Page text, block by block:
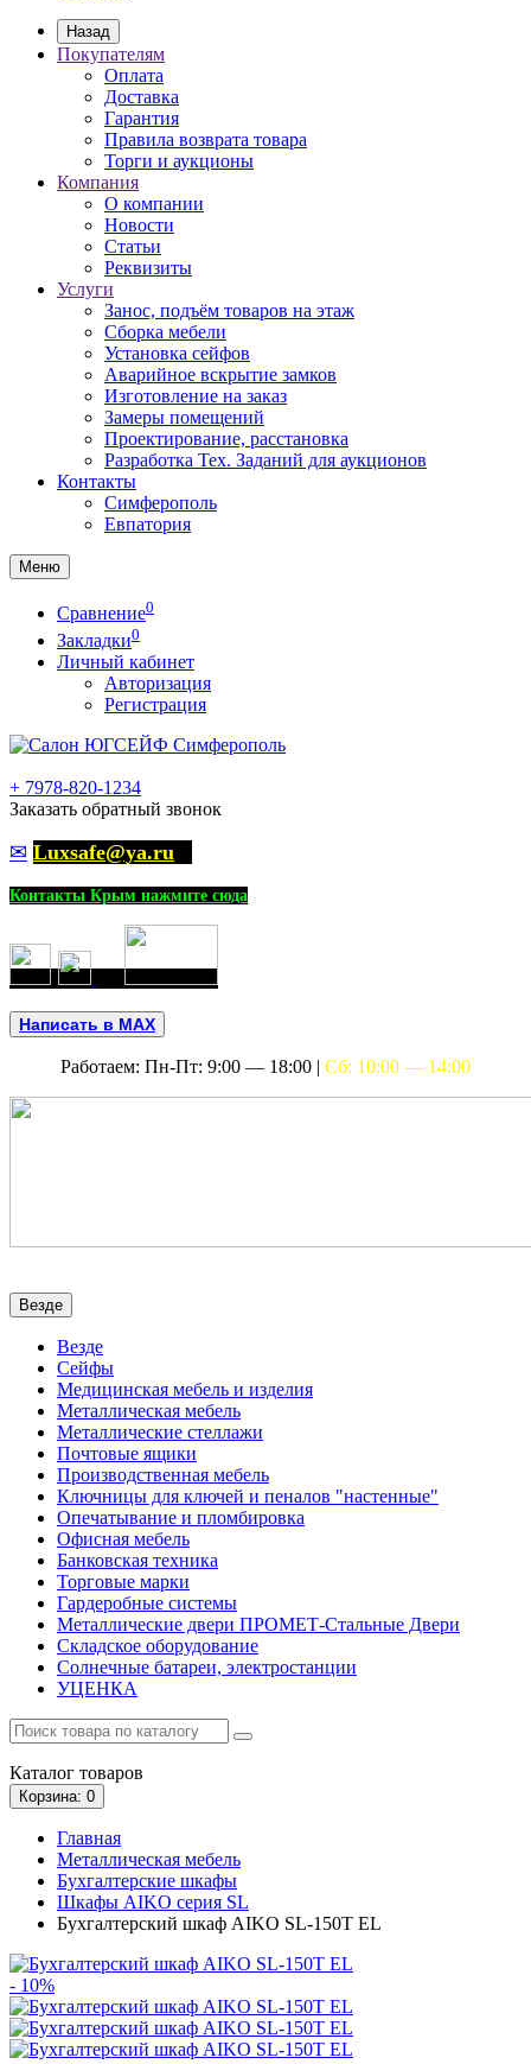
Назад
Покупателям
Оплата
Доставка
Гарантия
Правила возврата товара
Торги и аукционы
Компания
О компании
Новости
Статьи
Реквизиты
Услуги
Занос, подъём товаров на этаж
Сборка мебели
Установка сейфов
Аварийное вскрытие замков
Изготовление на заказ
Замеры помещений
Проектирование, расстановка
Разработка Тех. Заданий для аукционов
Контакты
Симферополь
Евпатория
Меню
Сравнение0
Закладки0
Личный кабинет
Авторизация
Регистрация
+ 7978-820-1234
Заказать обратный звонок
✉ Luxsafe@ya.ru
Контакты Крым нажмите сюда
Написать в MAX
Работаем: Пн-Пт: 9:00 — 18:00 | Сб: 10:00 — 14:00
Везде
Везде
Сейфы
Медицинская мебель и изделия
Металлическая мебель
Металлические стеллажи
Почтовые ящики
Производственная мебель
Ключницы для ключей и пеналов "настенные"
Опечатывание и пломбировка
Офисная мебель
Банковская техника
Торговые марки
Гардеробные системы
Металлические двери ПРОМЕТ-Стальные Двери
Складское оборудование
Солнечные батареи, электростанции
УЦЕНКА
Каталог товаров
Корзина: 0
Главная
Металлическая мебель
Бухгалтерские шкафы
Шкафы AIKO серия SL
Бухгалтерский шкаф AIKO SL-150Т EL
- 10%